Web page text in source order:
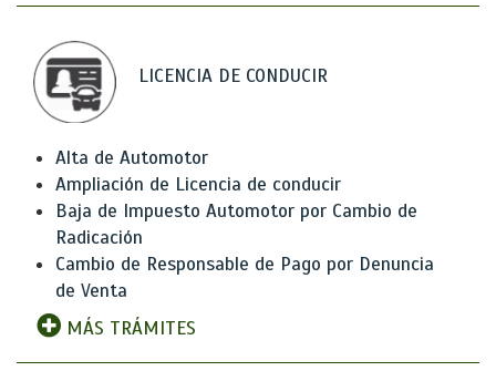
LICENCIA DE CONDUCIR
Alta de Automotor
Ampliación de Licencia de conducir
Baja de Impuesto Automotor por Cambio de
Radicación
Cambio de Responsable de Pago por Denuncia
de Venta
MÁS TRÁMITES